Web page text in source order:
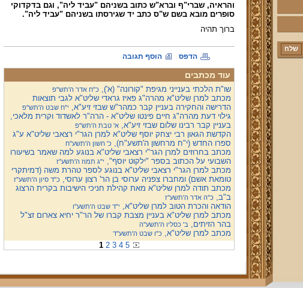
והראיה, שברי"ף וברא"ש כתוב בשניהם "עביד ליה", וגם בדקדוקי
סופרים מובא בשם ש"ס כתב יד שגירסתו בשניהם "עביד ליה".
ברוך תהיה
הדפס הוסף תגובה
עוד מכתבים
שו"ת הלכתי בענייני מגיפת "קורונה" (א'),כ"ח אדר ה'תש"פ
מכתב למרן שליט"א מהרה"ג פאיז גראדי שליט"א לגבי תוצאות
הדרישה והחקירה בעניין קבר כמהר"ש שבזי זיע"א, י"ח שבט ה'תש"פ
גילוי דעת מהרה"ג חיים פינטו שליט"א - הרה"ר לאשדוד וקרית מלאכי,
בעניין קבר רבינו שלום שבזי זיע"א,א' טבת ה'תש"פ
הקדשת הגאון רבי יצחק יוסף שליט"א למרן הגר"י רצאבי שליט"א ע"ג
ספרו החדש (י"ח מרחשון ה'תשע"ח),כ' חשון ה'תשע''ח
מכתב בחרוזים למרן הגר"י רצאבי שליט"א בנוגע למה שאמר בשיעורו
השבועי על הכתוב בספר "ילקוט יוסף", י"ג תמוז ה'תשע''ז
מכתב למרן הגר"י רצאבי שליט"א בנוגע לספר טהרת משה (דמיתקרי
טומאת אשם) ומחברו צפניה ערוסי בן הר' רצון ערוסי,כ"ד סיון ה'תשע''ז
מכתב תודה למרן שליט"א מאת קהילת חניכי הישיבות בקרית הרצוג
ב"ב,כ"ה אדר ה'תשע''ז
הודאה והכרת הטוב למרן שליט"א, י"ד שבט ה'תשע''ו
מכתב למרן שליט"א בעניין מצבת קברו של הר"ר יחיא צארום זצ"ל
בהר הזיתים,ב' כסליו ה'תשע''ה
מכתב למרן שליט"א,כ"ו שבט ה'תשע''ד
1 2 3 4 5